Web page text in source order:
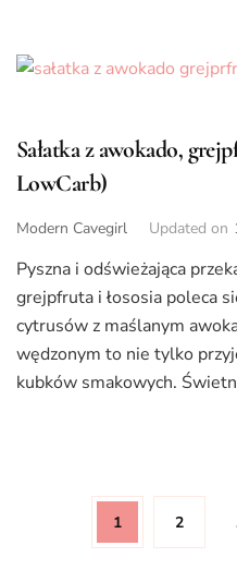
Sałatka z awokado,
LowCarb)
Modern Cavegirl Updated on
Pyszna i odświeżająca
grejpfruta i łososia poleca
cytrusów z maślanym
wędzonym to nie tylko
kubków smakowych.
Stronicowanie
wpisów Page
1 Page
2